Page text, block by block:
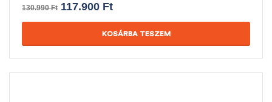
130.990Ft 117.900 Ft
KOSÁRBA TESZEM